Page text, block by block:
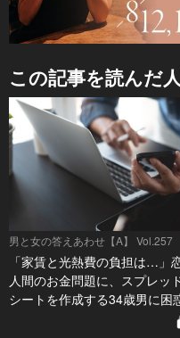
この記事を読んだ
男と女の答えあわせ【A】 Vol.257
「家賃と光熱費の負担は…」
人間のお金問題に、スプレッ
シートを作成する34歳男に困